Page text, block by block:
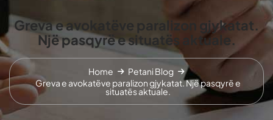
Greva e avokatëve paralizon gjykatat.
Një pasqyrë e situatës aktuale.
Home
Petani Blog
Greva e avokatëve paralizon gjykatat. Një pasqyrë e
situatës aktuale.